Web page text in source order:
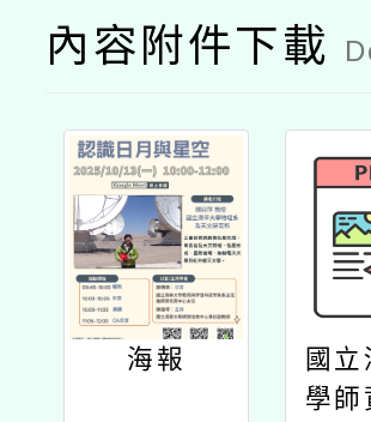
內容附件下載
海報
國立
學師